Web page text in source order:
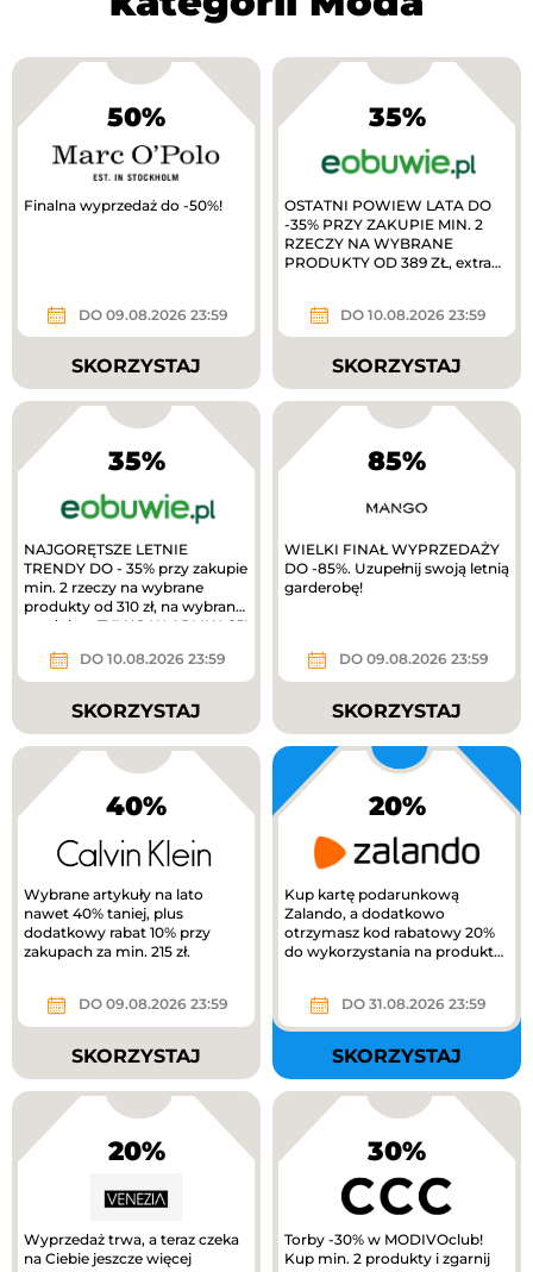
50%
Finalna wyprzedaż do -50%!
DO 09.08.2026 23:59
SKORZYSTAJ
35%
OSTATNI POWIEW LATA DO
-35% PRZY ZAKUPIE MIN. 2
RZECZY NA WYBRANE
PRODUKTY OD 389 ZŁ, extra
DO 10.08.2026 23:59
SKORZYSTAJ
35%
NAJGORĘTSZE LETNIE
TRENDY DO - 35% przy zakupie
min. 2 rzeczy na wybrane
produkty od 310 zł, na wybrane
produkty. TYLKO W APLIKACJI
DO 10.08.2026 23:59
SKORZYSTAJ
85%
WIELKI FINAŁ WYPRZEDAŻY
DO -85%. Uzupełnij swoją letnią
garderobę!
DO 09.08.2026 23:59
SKORZYSTAJ
40%
Wybrane artykuły na lato
nawet 40% taniej, plus
dodatkowy rabat 10% przy
zakupach za min. 215 zł.
DO 09.08.2026 23:59
SKORZYSTAJ
20%
Kup kartę podarunkową
Zalando, a dodatkowo
otrzymasz kod rabatowy 20%
do wykorzystania na produkty
DO 31.08.2026 23:59
SKORZYSTAJ
20%
Wyprzedaż trwa, a teraz czeka
na Ciebie jeszcze więcej
30%
Torby -30% w MODIVOclub!
Kup min. 2 produkty i zgarnij